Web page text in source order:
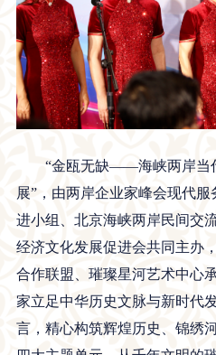
“金瓯无缺——海峡两岸当
展”，由两岸企业家峰会现代
进小组、北京海峡两岸民间交
经济文化发展促进会共同主办
合作联盟、璀璨星河艺术中心
家立足中华历史文脉与新时代
言，精心构筑辉煌历史、锦绣